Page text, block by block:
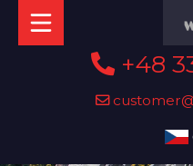
+48